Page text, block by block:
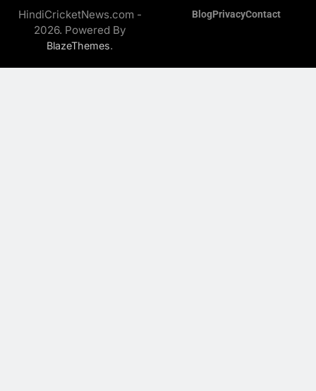
विस्तृत विश्लेषण (2008-2026)
क्रिकेट
8
असली ताकत
आईपीएल 2026
HindiCricketNews.com -
2026. Powered By
BlazeThemes.
BlogPrivacyContact